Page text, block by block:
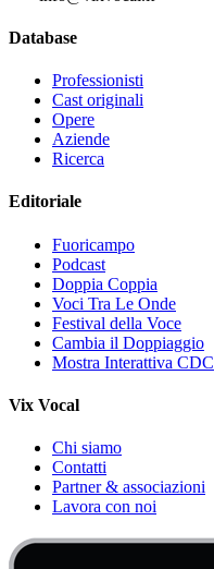
Database
Professionisti
Cast originali
Opere
Aziende
Ricerca
Editoriale
Fuoricampo
Podcast
Doppia Coppia
Voci Tra Le Onde
Festival della Voce
Cambia il Doppiaggio
Mostra Interattiva CDC
Vix Vocal
Chi siamo
Contatti
Partner & associazioni
Lavora con noi